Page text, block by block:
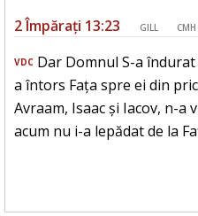
2 Împărați 13:23 GILL CMH
VDC Dar Domnul S-a îndurat
a întors Fața spre ei din
Avraam, Isaac și Iacov, n-a
acum nu i-a lepădat de la